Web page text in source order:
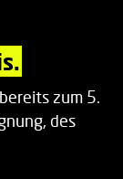
zum 5.
des